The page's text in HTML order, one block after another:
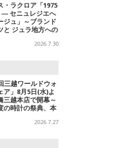
・ラクロア「1975
セニュレジエへ
ジュ」～ブランド
と ジュラ地方への
2026.7.30
三越ワールドウォ
ア」8月5日(水)よ
三越本店で開幕～
の時計の祭典、本
シビジョンも2026.7.27